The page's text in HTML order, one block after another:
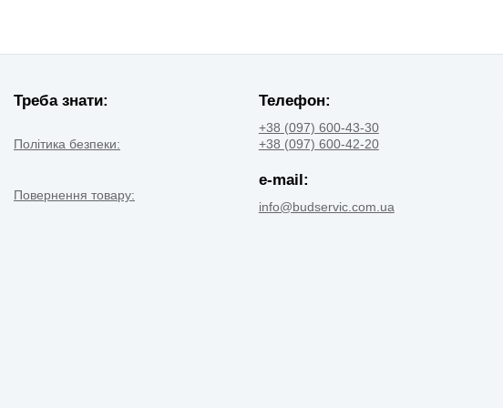
Треба знати:
Політика безпеки:
Повернення товару:
Телефон:
+38 (097) 600-43-30
+38 (097) 600-42-20
e-mail:
info@budservic.com.ua